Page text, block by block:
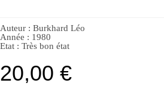
Auteur : Burkhard Léo
Année : 1980
Etat : Très bon état
20,00 €